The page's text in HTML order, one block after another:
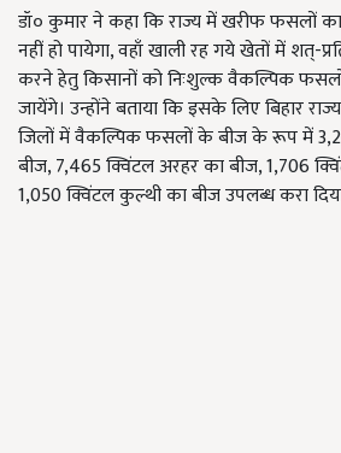
डॉ० कुमार ने कहा कि राज्य में खरीफ फसलों का
नहीं हो पायेगा, वहाँ खाली रह गये खेतों में शत्-
करने हेतु किसानों को निःशुल्क वैकल्पिक
जायेंगे। उन्होंने बताया कि इसके लिए बिहार
जिलों में वैकल्पिक फसलों के बीज के रूप में
बीज, 7,465 क्विंटल अरहर का बीज, 1,706
1,050 क्विंटल कुल्थी का बीज उपलब्ध करा